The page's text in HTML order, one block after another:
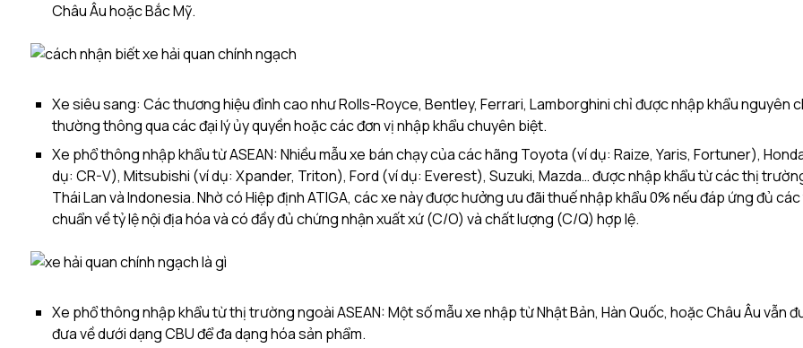
Châu Âu hoặc Bắc Mỹ.
Xe siêu sang: Các thương hiệu đỉnh cao như Rolls-Royce, Bentley, Ferrari, Lamborghini chỉ được nhập khẩu nguyên
thường thông qua các đại lý ủy quyền hoặc các đơn vị nhập khẩu chuyên biệt.
Xe phổ thông nhập khẩu từ ASEAN: Nhiều mẫu xe bán chạy của các hãng Toyota (ví dụ: Raize, Yaris, Fortuner),
dụ: CR-V), Mitsubishi (ví dụ: Xpander, Triton), Ford (ví dụ: Everest), Suzuki, Mazda… được nhập khẩu từ các thị
Thái Lan và Indonesia. Nhờ có Hiệp định ATIGA, các xe này được hưởng ưu đãi thuế nhập khẩu 0% nếu đáp ứng đủ
chuẩn về tỷ lệ nội địa hóa và có đầy đủ chứng nhận xuất xứ (C/O) và chất lượng (C/Q) hợp lệ.
Xe phổ thông nhập khẩu từ thị trường ngoài ASEAN: Một số mẫu xe nhập từ Nhật Bản, Hàn Quốc, hoặc Châu Âu vẫn
đưa về dưới dạng CBU để đa dạng hóa sản phẩm.